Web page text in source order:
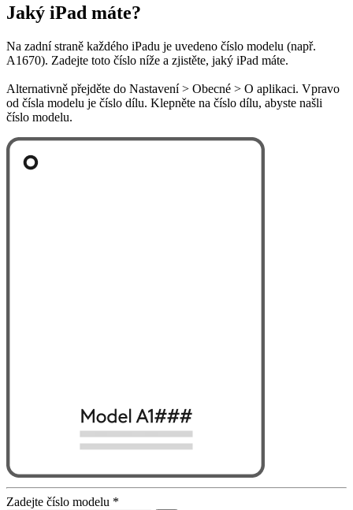
Jaký iPad máte?
Na zadní straně každého iPadu je uvedeno číslo modelu (např.
A1670). Zadejte toto číslo níže a zjistěte, jaký iPad máte.
Alternativně přejděte do Nastavení > Obecné > O aplikaci. Vpravo
od čísla modelu je číslo dílu. Klepněte na číslo dílu, abyste našli
číslo modelu.
Zadejte číslo modelu *